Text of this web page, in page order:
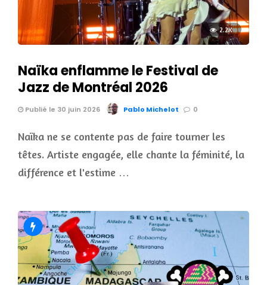
2.2K
Naïka enflamme le Festival de
Jazz de Montréal 2026
Publié le 30 juin 2026 Pablo Michelot 0
Naïka ne se contente pas de faire tourner les
têtes. Artiste engagée, elle chante la féminité, la
différence et l'estime …